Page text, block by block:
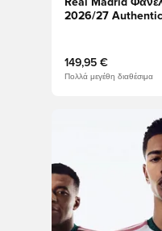
Real Madrid
2026/27 Authentic
149,95 €
Πολλά μεγέθη διαθέσιμα